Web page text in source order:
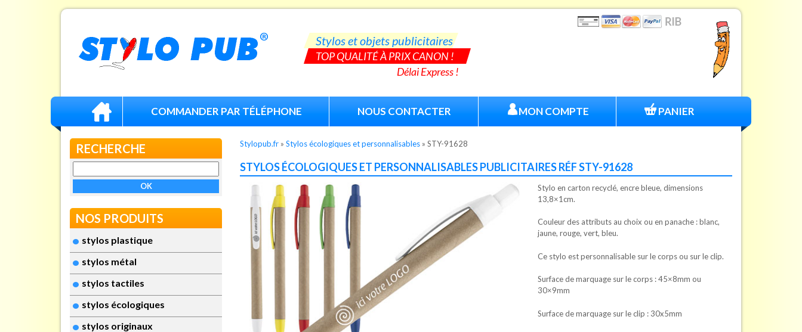
Stylos et objets publicitaires
TOP QUALITÉ À PRIX CANON !
Délai Express !
COMMANDER PAR TÉLÉPHONE NOUS CONTACTER MON COMPTE PANIER
RECHERCHE
NOS PRODUITS
stylos plastique
stylos métal
stylos tactiles
stylos écologiques
stylos originaux
Stylopub.fr » Stylos écologiques et personnalisables » STY-91628
STYLOS ÉCOLOGIQUES ET PERSONNALISABLES PUBLICITAIRES RÉF STY-91628
Stylo en carton recyclé, encre bleue, dimensions
13,8×1cm.
Couleur des attributs au choix ou en panache : blanc,
jaune, rouge, vert, bleu.
Ce stylo est personnalisable sur le corps ou sur le clip.
Surface de marquage sur le corps : 45×8mm ou
30×9mm
Surface de marquage sur le clip : 30x5mm